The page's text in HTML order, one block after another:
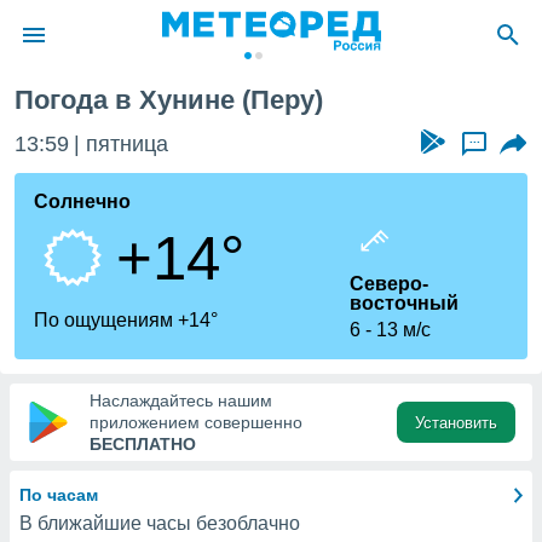
о
Вы можете
к этому
доступ
Погода в Хунине (Перу)
13:59 пятница ...
Солнечно
+14°
По ощущениям +14°
Северо-
восточный
6
13 м/с
Наслаждайтесь нашим
приложением совершенно
БЕСПЛАТНО
Установить
По часам
В ближайшие часы безоблачно